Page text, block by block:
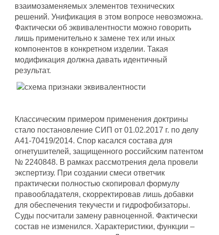
взаимозаменяемых элементов технических
решений. Унификация в этом вопросе невозможна.
Фактически об эквивалентности можно говорить
лишь применительно к замене тех или иных
компонентов в конкретном изделии. Такая
модификация должна давать идентичный
результат.
Классическим примером применения доктрины
стало постановление СИП от 01.02.2017 г. по делу
А41-70419/2014. Спор касался состава для
огнетушителей, защищенного российским патентом
№ 2240848. В рамках рассмотрения дела провели
экспертизу. При создании смеси ответчик
практически полностью скопировал формулу
правообладателя, скорректировав лишь добавки
для обеспечения текучести и гидрофобизаторы.
Суды посчитали замену равноценной. Фактически
состав не изменился. Характеристики, функции –